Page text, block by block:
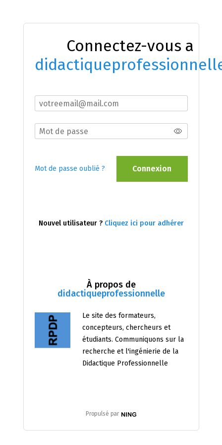
À propos de
didactiqueprofessionnelle
Le site des formateurs,
concepteurs, chercheurs et
étudiants. Communiquons sur la
recherche et l'ingénierie de la
Didactique Professionnelle
Propulsé par
Connectez-vous a
Mot de passe oublié ? Connexion
Nouvel utilisateur ? Cliquez ici pour adhérer